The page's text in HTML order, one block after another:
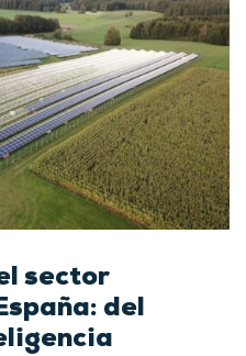
sector
del